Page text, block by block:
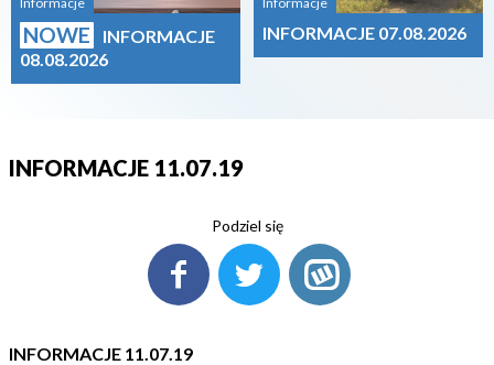
NOWE
INFORMACJE
08.08.2026
INFORMACJE 07.08.2026
INFORMACJE 11.07.19
Podziel się
INFORMACJE 11.07.19